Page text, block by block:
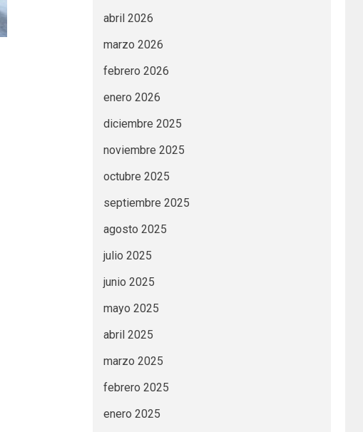
abril 2026
marzo 2026
febrero 2026
enero 2026
diciembre 2025
noviembre 2025
octubre 2025
septiembre 2025
agosto 2025
julio 2025
junio 2025
mayo 2025
abril 2025
marzo 2025
febrero 2025
enero 2025